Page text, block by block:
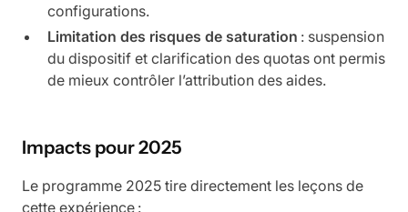
configurations.
Limitation des risques de saturation : suspension
du dispositif et clarification des quotas ont permis
de mieux contrôler l’attribution des aides.
Impacts pour 2025
Le programme 2025 tire directement les leçons de
cette expérience :